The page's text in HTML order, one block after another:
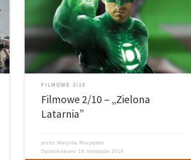
kolejną fikcyjną postacią, znaną przede wszystkim z
serii komiksów publikowanej przez DC Comics.
Reżyserem, który podjął się wyzwania zekranizowania
przygód zielonego superbohatera, jest Martin
Campbell. Nowozelandzki twórca ma na […]
FILMOWE 2/10
Filmowe 2/10 – „Zielona
Latarnia”
przez Matylda Rozpędek
Opublikowano 16 listopada 2019